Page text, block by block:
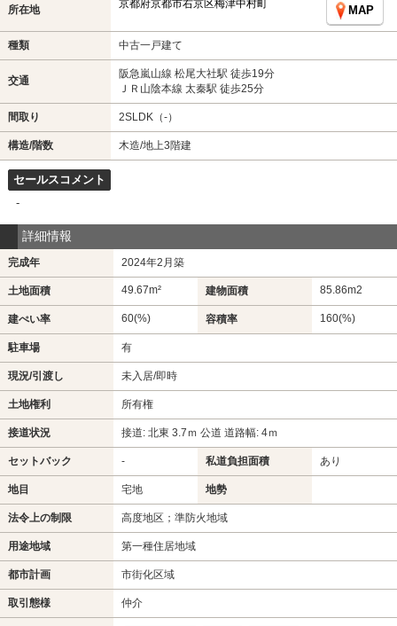
所在地 京都府京都市右京区梅津中村町
MAP
種類 中古一戸建て
交通
阪急嵐山線 松尾大社駅 徒歩19分
ＪＲ山陰本線 太秦駅 徒歩25分
間取り 2SLDK（-）
構造/階数 木造/地上3階建
セールスコメント
-
詳細情報
完成年 2024年2月築
土地面積 49.67m² 建物面積 85.86m2
建ぺい率 60(%) 容積率 160(%)
駐車場 有
現況/引渡し 未入居/即時
土地権利 所有権
接道状況 接道: 北東 3.7ｍ 公道 道路幅: 4ｍ
セットバック - 私道負担面積 あり
地目 宅地 地勢
法令上の制限 高度地区；準防火地域
用途地域 第一種住居地域
都市計画 市街化区域
取引態様 仲介